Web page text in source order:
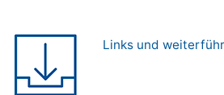
Links und